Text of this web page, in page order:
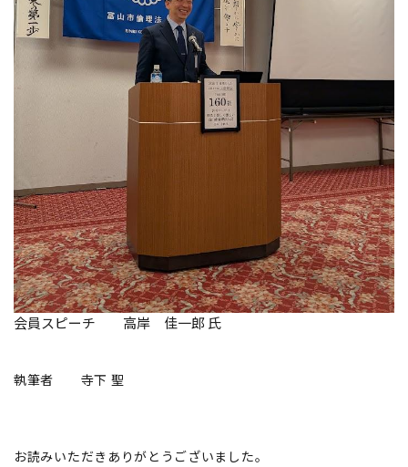
会員スピーチ 高岸 佳一郎 氏
執筆者 寺下 聖
お読みいただきありがとうございました。